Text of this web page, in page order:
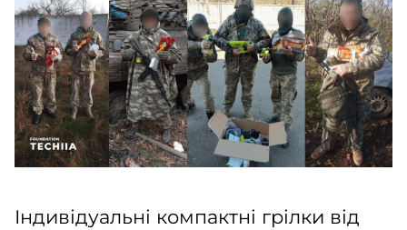
Індивідуальні компактні грілки від